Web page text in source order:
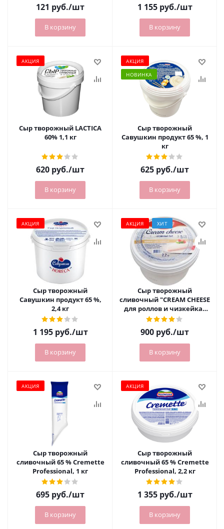
121 руб./шт
В корзину
1 155руб./шт
В корзину
АКЦИЯ
Сыр творожный LACTICA
60% 1,1 кг
620 руб./шт
В корзину
АКЦИЯ
НОВИНКА
Сыр творожный
Савушкин продукт 65 %, 1
кг
625 руб./шт
В корзину
АКЦИЯ
Сыр творожный
Савушкин продукт 65 %,
2,4 кг
1 195руб./шт
В корзину
АКЦИЯ ХИТ
Сыр творожный
сливочный "CREAM CHEESE
для роллов и чизкейка"
President Professional. 65%
2,2 кг
900 руб./шт
В корзину
АКЦИЯ
Сыр творожный
сливочный 65 % Cremette
Professional, 1 кг
695 руб./шт
В корзину
АКЦИЯ
Сыр творожный
сливочный 65 % Cremette
Professional, 2,2 кг
1 355руб./шт
В корзину